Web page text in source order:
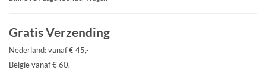
Gratis Verzending
Nederland: vanaf € 45,-
België vanaf € 60,-